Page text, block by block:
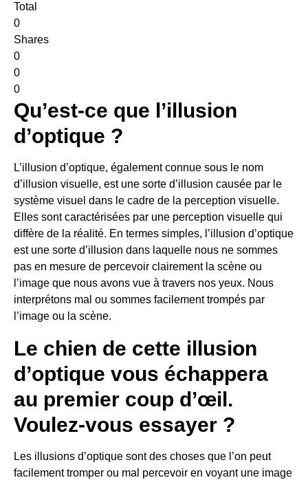
Total
0
Shares
0
0
0
Qu’est-ce que l’illusion
d’optique ?
L’illusion d’optique, également connue sous le nom
d’illusion visuelle, est une sorte d’illusion causée par le
système visuel dans le cadre de la perception visuelle.
Elles sont caractérisées par une perception visuelle qui
diffère de la réalité. En termes simples, l’illusion d’optique
est une sorte d’illusion dans laquelle nous ne sommes
pas en mesure de percevoir clairement la scène ou
l’image que nous avons vue à travers nos yeux. Nous
interprétons mal ou sommes facilement trompés par
l’image ou la scène.
Le chien de cette illusion
d’optique vous échappera
au premier coup d’œil.
Voulez-vous essayer ?
Les illusions d’optique sont des choses que l’on peut
facilement tromper ou mal percevoir en voyant une image